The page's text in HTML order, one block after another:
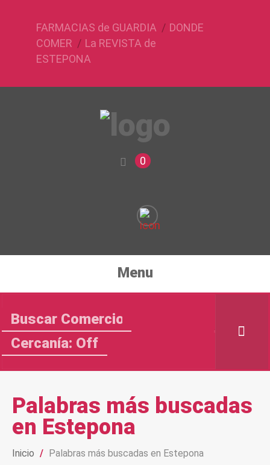
FARMACIAS de GUARDIA
DONDE
COMER
La REVISTA de
ESTEPONA
0
Menu
Cercanía: Off
Palabras más buscadas
en Estepona
Inicio / Palabras más buscadas en Estepona